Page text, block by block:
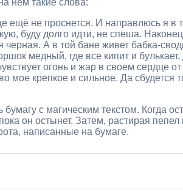
нём такие слова:
ещё не проснется. И направлюсь я в
буду долго идти, не спеша.
черная. А в той бане живет бабка-
медный, где все кипит и булькает,
огонь и жар в своем сердце
мое крепкое и сильное. Да сбудется
с магическим текстом. Когда
он остынет. Затем, растирая пепел
написанные на бумаге.